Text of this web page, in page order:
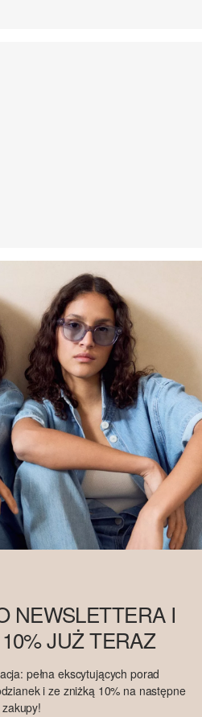
NEWSLETTERA I
JUŻ TERAZ
pełna ekscytujących porad
i ze zniżką 10% na następne
zakupy!